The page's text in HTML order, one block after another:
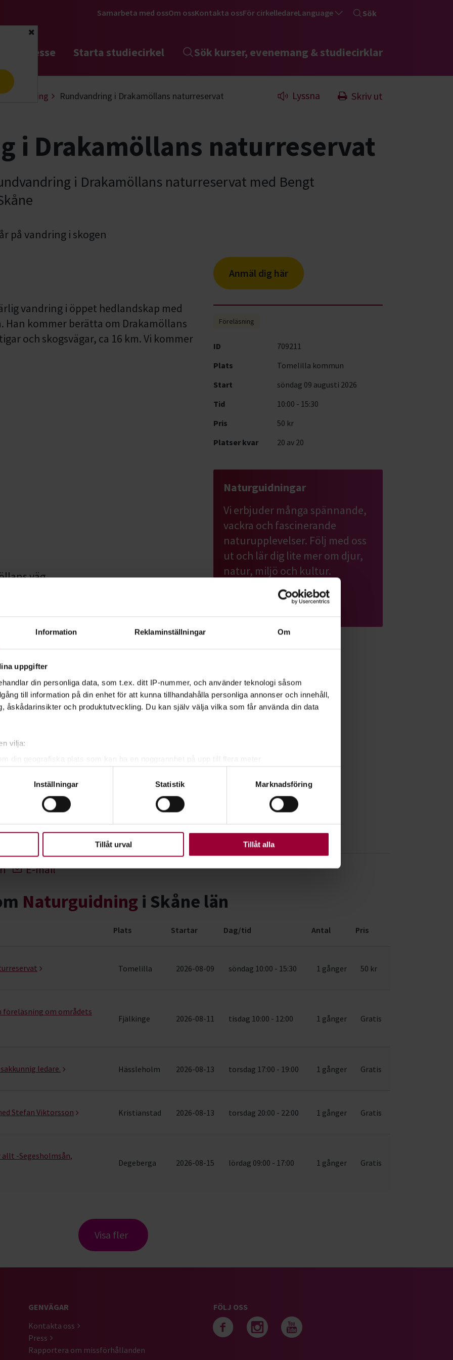
Information Reklaminställningar Om
uppgifter
din personliga data, som t.ex. ditt IP-nummer, och använder teknologi såsom
till information på din enhet för att kunna tillhandahålla personliga annonser och innehåll,
åskådarinsikter och produktutveckling. Du kan själv välja vilka som får använda din data
vilja:
din geografiska plats som kan ha en noggrannhet på upp till flera meter
uppgifter behandlas och ställ in dina preferenser i
detaljsektionen . Du kan ändra
när som helst från cookie-förklaringen.
som möjligt använder vi kakor (cookies) på vår webbplats. Vissa kakor är
Inställningar Statistik Marknadsföring
Tillåt urval Tillåt alla
Stäng
Samarbeta med ossOm ossKontakta ossFör cirkelledareLanguage Sök
intresse Starta studiecirkel Sök kurser, evenemang & studiecirklar
Rundvandring i Drakamöllans naturreservat Lyssna Skriv ut
i Drakamöllans naturreservat
i Drakamöllans naturreservat med Bengt
vandring i öppet hedlandskap med
kommer berätta om Drakamöllans
och skogsvägar, ca 16 km. Vi kommer
väg
betalar 50 kronor. Anmäl till
Anmäl dig här
Föreläsning
ID
709211
Plats
Tomelilla kommun
Start
söndag 09 augusti 2026
Tid
10:00 - 15:30
Pris
50 kr
Platser kvar
20 av 20
Naturguidningar
Vi erbjuder många spännande,
vackra och fascinerande
naturupplevelser. Följ med oss
ut och lär dig lite mer om djur,
natur, miljö och kultur.
Läs mer om ämnet
E-mail
Naturguidning i Skåne län
Plats Startar Dag/tid Antal Pris
Tomelilla 2026-08-09 söndag 10:00 - 15:30 1 gånger 50 kr
föreläsning om områdets
Fjälkinge 2026-08-11 tisdag 10:00 - 12:00 1 gånger Gratis
ledare. Hässleholm 2026-08-13 torsdag 17:00 - 19:00 1 gånger Gratis
Stefan Viktorsson Kristianstad 2026-08-13 torsdag 20:00 - 22:00 1 gånger Gratis
-Segesholmsån,
Degeberga 2026-08-15 lördag 09:00 - 17:00 1 gånger Gratis
Visa fler
GENVÄGAR
Kontakta oss
Press
Rapportera om missförhållanden
FÖLJ OSS
Följ oss på facebook
Följ oss på instagram
Följ oss på youtube